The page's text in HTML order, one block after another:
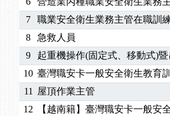
7
職業安全衛生業務主管在職訓
8
急救人員
9
起重機操作(固定式、移動式)
10 臺灣職安卡一般安全衛生教育
11
屋頂作業主管
12
【越南籍】臺灣職安卡一般安